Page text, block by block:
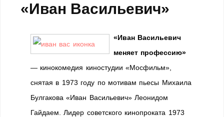
«Иван Васильевич»
«Иван Васильевич
меняет профессию»
— кинокомедия киностудии «Мосфильм»,
снятая в 1973 году по мотивам пьесы Михаила
Булгакова «Иван Васильевич» Леонидом
Гайдаем. Лидер советского кинопроката 1973